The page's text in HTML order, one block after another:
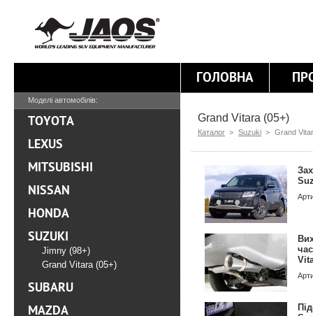
ГОЛОВНА
Grand Vitara (05+)
Каталог > Suzuki > Grand
Моделі автомобілів:
TOYOTA
LEXUS
MITSUBISHI
NISSAN
HONDA
SUZUKI
Jimny (98+)
Grand Vitara (05+)
SUBARU
MAZDA